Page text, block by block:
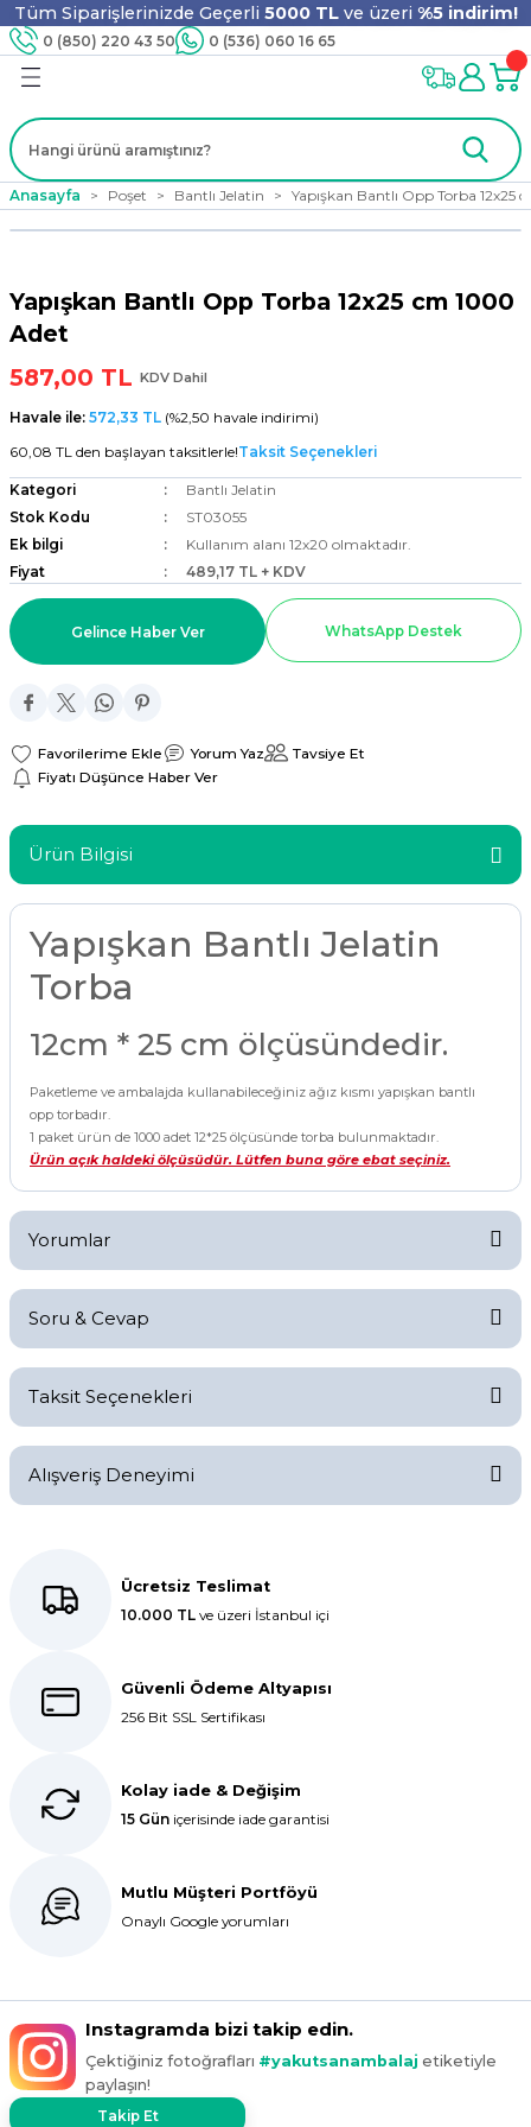
Tüm Siparişlerinizde Geçerli 5000 TLve üzeri %5 indirim!
0 (850) 220 43 50 0 (536) 060 16 65
Geri Dön
Geri Dön
Ürünleri
Geri Dön
Geri Dön
Tahta Karıştırıcı
Geri Dön
Geri Dön
Geri Dön
Geri Dön
Anasayfa Poşet Bantlı Jelatin Yapışkan Bantlı Opp Torba 12x25
Yapışkan Bantlı Opp Torba 12x25 cm 1000
Adet
587,00 TL KDV Dahil
Havale ile: 572,33 TL (%2,50 havale indirimi)
60,08 TL den başlayan taksitlerle!Taksit Seçenekleri
Kategori
Bantlı Jelatin
Stok Kodu
ST03055
Ek bilgi
Kullanım alanı 12x20 olmaktadır.
Fiyat
489,17 TL + KDV
Gelince Haber Ver WhatsApp Destek
Yorum Yaz
Tavsiye Et
Fiyatı Düşünce Haber Ver
Ürün Bilgisi
Yapışkan Bantlı Jelatin
Torba
12cm * 25 cm ölçüsündedir.
Paketleme ve ambalajda kullanabileceğiniz ağız kısmı yapışkan bantlı
opp torbadır.
1 paket ürün de 1000 adet 12*25 ölçüsünde torba bulunmaktadır.
Ürün açık haldeki ölçüsüdür. Lütfen buna göre ebat seçiniz.
Yorumlar
Yorum Yaz
Soru & Cevap
Soru Sor
Taksit Seçenekleri
Alışveriş Deneyimi
E... K... | 27/10/2025
Dolphin aynı kalitede . Hızlı kargo
ve teslimat için ayrıca teşekkür
Bir önceki siparişim sorunsuz geldi
sipariş verdim inşallah sıkıntı olmaz
hızlı kargo içinde teşekkürler
kargo hızlı çıkıyor x firma da
fiyatlar daha uygundu ama kalite
yoktu bu kalitede uygunluğa
devam ettikçe sizinleyiz
Ücretsiz Teslimat
10.000 TL ve üzeri İstanbul içi
Güvenli Ödeme Altyapısı
256 Bit SSL Sertifikası
Kolay iade & Değişim
15 Gün içerisinde iade garantisi
Mutlu Müşteri Portföyü
Onaylı Google yorumları
Instagramda bizi takip edin.
Çektiğiniz fotoğrafları #yakutsanambalaj etiketiyle
paylaşın!
Takip Et